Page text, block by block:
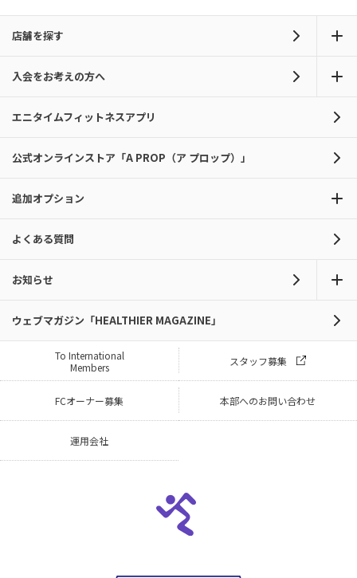
店舗を探す
入会をお考えの方へ
エニタイムフィットネスアプリ
公式オンラインストア「A PROP（ア プロップ）」
追加オプション
よくある質問
お知らせ
ウェブマガジン「HEALTHIER MAGAZINE」
To International
Members
スタッフ募集
FCオーナー募集 本部へのお問い合わせ
運用会社